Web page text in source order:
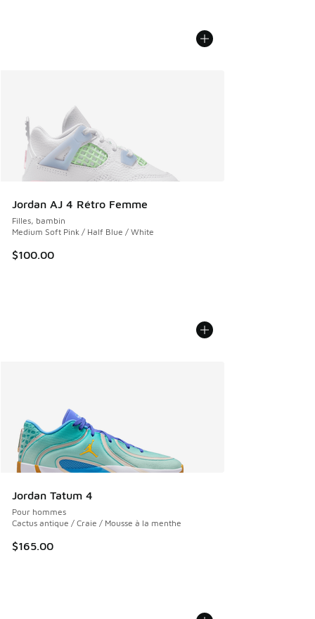
Jordan AJ 4 Rétro Femme
Filles, bambin
Medium Soft Pink / Half Blue / White
$100.00
Jordan Tatum 4
Pour hommes
Cactus antique / Craie / Mousse à la menthe
$165.00